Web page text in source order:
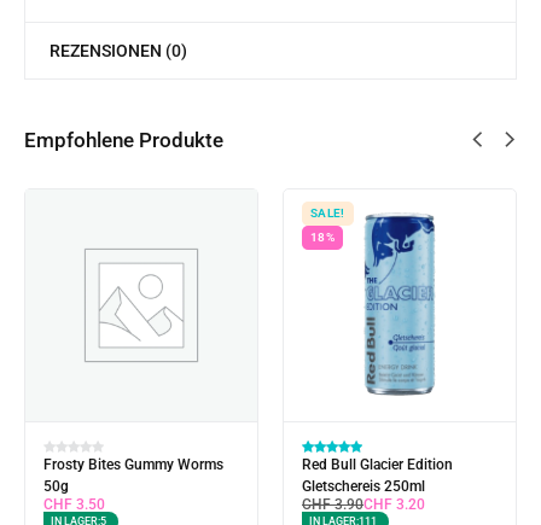
REZENSIONEN (0)
Empfohlene Produkte
Frosty Bites Gummy Worms
50g
CHF 3.50
IN LAGER:5
SALE!
18%
Red Bull Glacier Edition
Gletschereis 250ml
CHF3.90CHF 3.20
IN LAGER:111